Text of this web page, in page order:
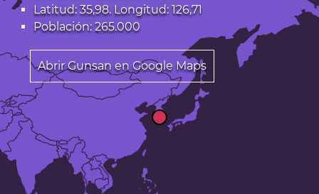
Latitud: 35,98. Longitud: 126,71
Población: 265.000
Abrir Gunsan en Google Maps